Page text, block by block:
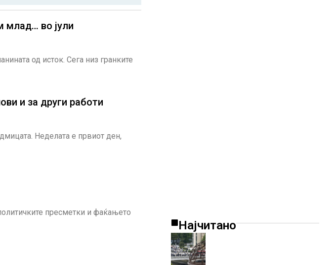
во јули
од исток. Сега низ гранките
и за други работи
Неделата е првиот ден,
пресметки и фаќањето
Најчитано